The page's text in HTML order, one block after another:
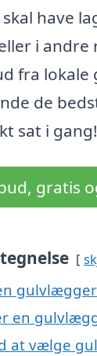
have
i andre
fra
de
sat i gang!
gratis
en
at vælge